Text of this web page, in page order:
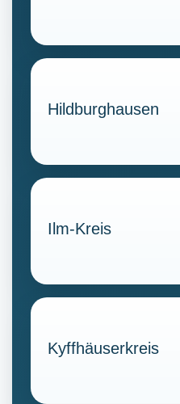
Hildburghausen
Ilm-Kreis
Kyffhäuserkreis